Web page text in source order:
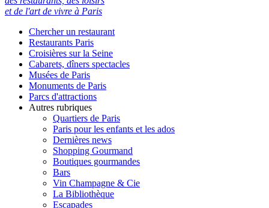
et de l'art de vivre à Paris
Chercher un restaurant
Restaurants Paris
Croisières sur la Seine
Cabarets, dîners spectacles
Musées de Paris
Monuments de Paris
Parcs d'attractions
Autres rubriques
Quartiers de Paris
Paris pour les enfants et les ados
Dernières news
Shopping Gourmand
Boutiques gourmandes
Bars
Vin Champagne & Cie
La Bibliothèque
Escapades